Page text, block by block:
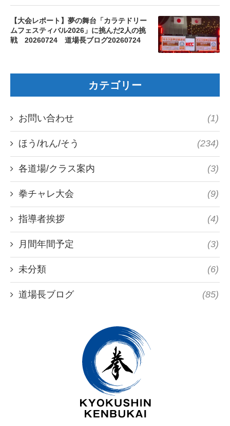
【大会レポート】夢の舞台「カラテドリー
ムフェスティバル2026」に挑んだ2人の挑
戦 20260724 道場長ブログ20260724
カテゴリー
お問い合わせ (1)
ほう/れん/そう (234)
各道場/クラス案内 (3)
拳チャレ大会 (9)
指導者挨拶 (4)
月間年間予定 (3)
未分類 (6)
道場長ブログ (85)